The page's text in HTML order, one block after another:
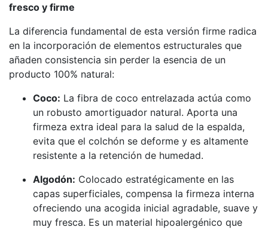
fresco y firme
La diferencia fundamental de esta versión firme radica
en la incorporación de elementos estructurales que
añaden consistencia sin perder la esencia de un
producto 100% natural:
Coco: La fibra de coco entrelazada actúa como
un robusto amortiguador natural. Aporta una
firmeza extra ideal para la salud de la espalda,
evita que el colchón se deforme y es altamente
resistente a la retención de humedad.
Algodón: Colocado estratégicamente en las
capas superficiales, compensa la firmeza interna
ofreciendo una acogida inicial agradable, suave y
muy fresca. Es un material hipoalergénico que